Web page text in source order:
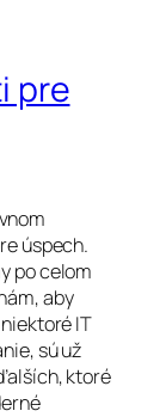
pre
úspech.
po celom
aby
IT
sú už
ktoré